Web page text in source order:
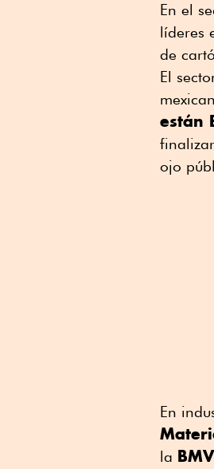
En el
líderes
de
El
están
ojo
En
la BMV